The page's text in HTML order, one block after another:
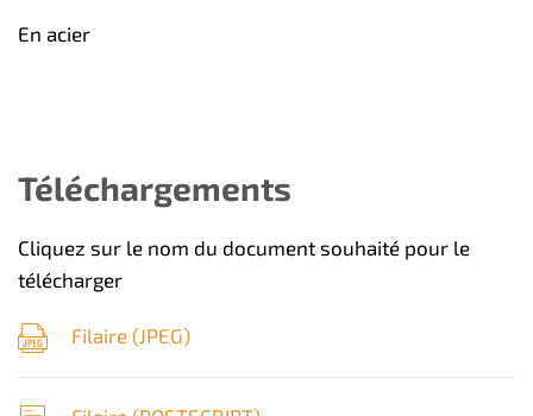
En acier
Téléchargements
Cliquez sur le nom du document souhaité pour le
télécharger
Filaire (JPEG)